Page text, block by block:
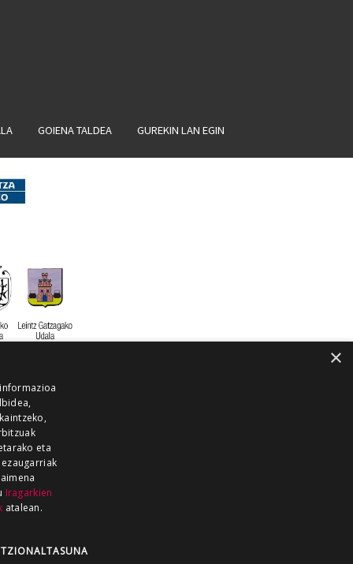
GOIENA TALDEA GUREKIN LAN EGIN
GUKA
GUKA ZUMAIA GUKA
×
eta
Iragarkien
atalean.